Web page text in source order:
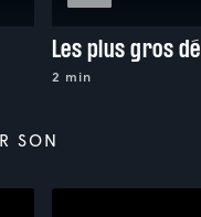
Les plus gros
2 min
SON